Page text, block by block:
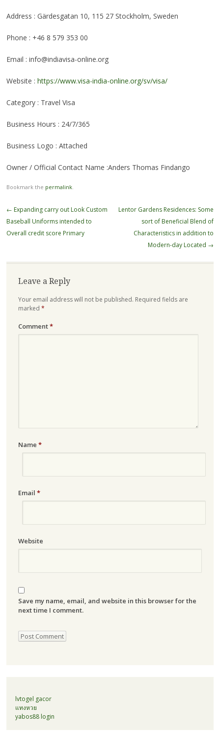
Address : Gärdesgatan 10, 115 27 Stockholm, Sweden
Phone : +46 8 579 353 00
Email : info@indiavisa-online.org
Website : https://www.visa-india-online.org/sv/visa/
Category : Travel Visa
Business Hours : 24/7/365
Business Logo : Attached
Owner / Official Contact Name :Anders Thomas Findango
Bookmark the permalink.
Post
navigation
← Expanding carry out Look Custom
Baseball Uniforms intended to
Overall credit score Primary
Lentor Gardens Residences: Some
sort of Beneficial Blend of
Characteristics in addition to
Modern-day Located →
Leave a Reply
Your email address will not be published. Required fields are
marked *
Comment*
Name *
Email *
Website
Save my name, email, and website in this browser for the
next time I comment.
lvtogel gacor
แทงหวย
yabos88 login